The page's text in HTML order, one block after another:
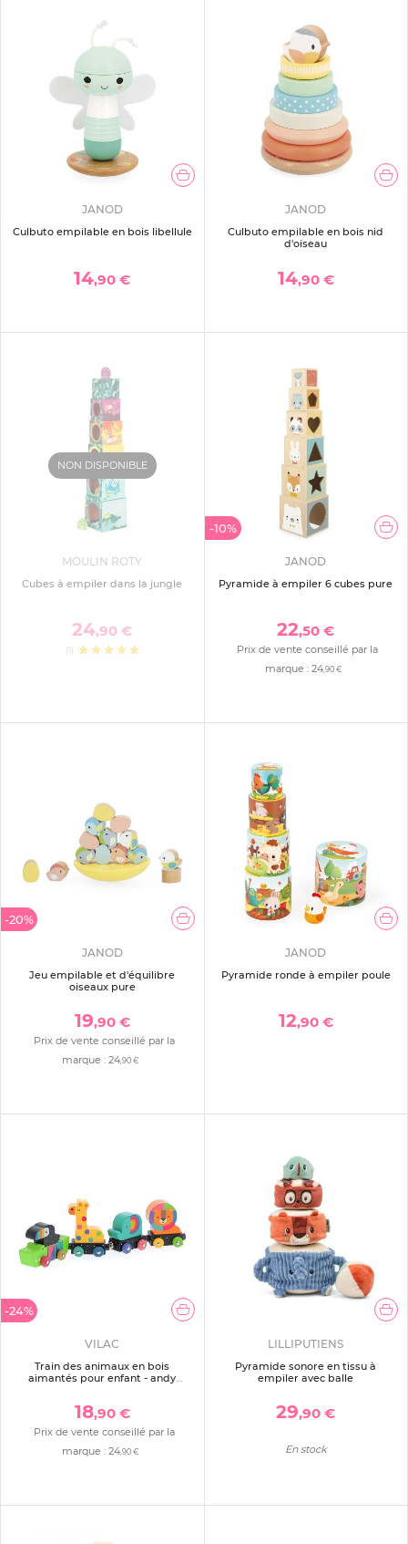
JANOD
Culbuto empilable en bois libellule
14,90 €
JANOD
Culbuto empilable en bois nid
d'oiseau
14,90 €
NON DISPONIBLE
MOULIN ROTY
Cubes à empiler dans la jungle
24,90 €
-10%
JANOD
Pyramide à empiler 6 cubes pure
22,50 €
Prix de vente conseillé par la
marque :24,90 €
-20%
JANOD
Jeu empilable et d'équilibre
oiseaux pure
19,90 €
Prix de vente conseillé par la
marque : 24,90 €
JANOD
Pyramide ronde à empiler poule
12,90 €
-24%
VILAC
Train des animaux en bois
aimantés pour enfant - andy
18,90 €
Prix de vente conseillé par la
marque : 24,90 €
LILLIPUTIENS
Pyramide sonore en tissu à
empiler avec balle
29,90 €
En stock